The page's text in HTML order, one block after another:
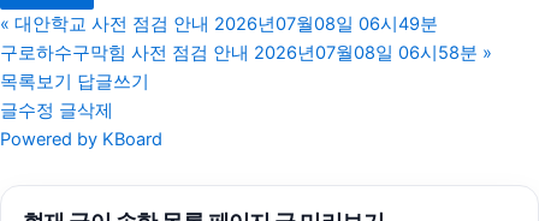
하수구막힘
트립닷컴 할인코드
« 대안학교 사전 점검 안내 2026년07월08일 06시49분
구로하수구막힘 사전 점검 안내 2026년07월08일 06시58분 »
목록보기
답글쓰기
글수정 글삭제
Powered by KBoard